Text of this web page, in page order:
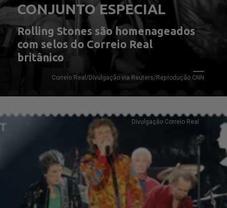
CONJUNTO ESPECIAL
Rolling Stones são homenageados
com selos do Correio Real
britânico
Correio Real/Divulgação via Reuters/Reprodução CNN
Divulgação Correio Real